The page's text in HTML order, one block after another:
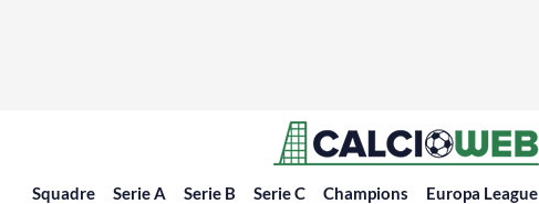
Squadre Serie A Serie B Serie C Champions Europa League